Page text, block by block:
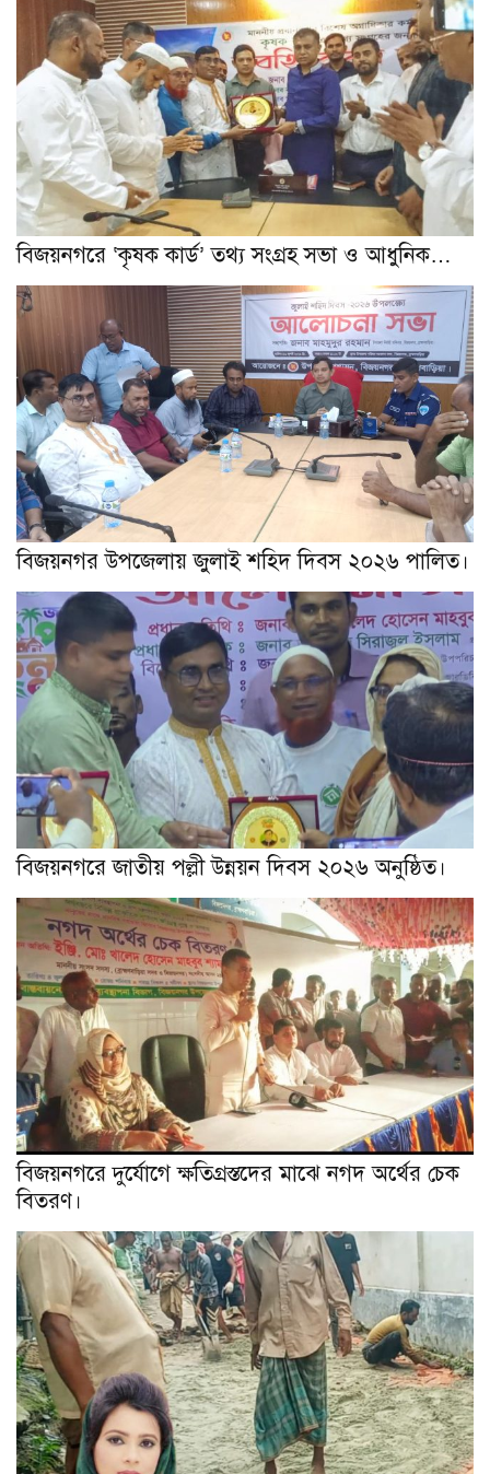
বিজয়নগরে ‘কৃষক কার্ড’ তথ্য সংগ্রহ সভা ও আধুনিক…
বিজয়নগর উপজেলায় জুলাই শহিদ দিবস ২০২৬ পালিত।
বিজয়নগরে জাতীয় পল্লী উন্নয়ন দিবস ২০২৬ অনুষ্ঠিত।
বিজয়নগরে দুর্যোগে ক্ষতিগ্রস্তদের মাঝে নগদ অর্থের চেক
বিতরণ।